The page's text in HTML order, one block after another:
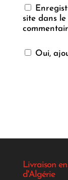
site dans
Oui,
Livraison
d'Algérie